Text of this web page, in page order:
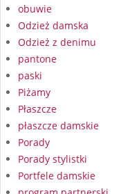
obuwie
Odzież damska
Odzież z denimu
pantone
paski
Piżamy
Płaszcze
płaszcze damskie
Porady
Porady stylistki
Portfele damskie